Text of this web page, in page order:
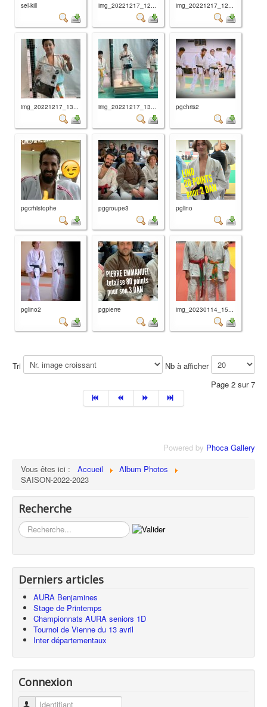
sel-kill img_20221217_12... img_20221217_12...
img_20221217_13... img_20221217_13... pgchris2
pgcrhistophe pggroupe3 pglino
pglino2 pgpierre img_20230114_15...
Tri
Nb à afficher
Page 2 sur 7
Powered by Phoca Gallery
Vous êtes ici :
Accueil
Album Photos
SAISON-2022-2023
Recherche
Rechercher
Derniers articles
AURA Benjamines
Stage de Printemps
Championnats AURA seniors 1D
Tournoi de Vienne du 13 avril
Inter départementaux
Connexion
Identifiant